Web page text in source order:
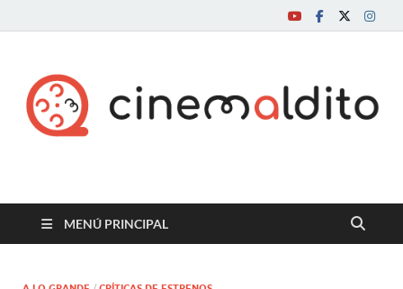
Cine maldito
MENÚ PRINCIPAL